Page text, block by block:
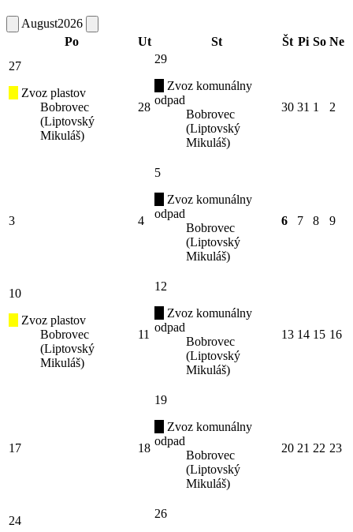
August2026
Po
Ut St Št Pi So Ne
27
Zvoz plastov
Bobrovec
(Liptovský
Mikuláš)
28
29
Zvoz komunálny
odpad
Bobrovec
(Liptovský
Mikuláš)
30 31 1 2
3 4
5
Zvoz komunálny
odpad
Bobrovec
(Liptovský
Mikuláš)
6 7 8 9
10
Zvoz plastov
Bobrovec
(Liptovský
Mikuláš)
11
12
Zvoz komunálny
odpad
Bobrovec
(Liptovský
Mikuláš)
13 14 15 16
17 18
19
Zvoz komunálny
odpad
Bobrovec
(Liptovský
Mikuláš)
20 21 22 23
24
26